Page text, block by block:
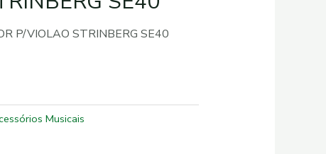
P/VIOLAO STRINBERG SE40
Musicais